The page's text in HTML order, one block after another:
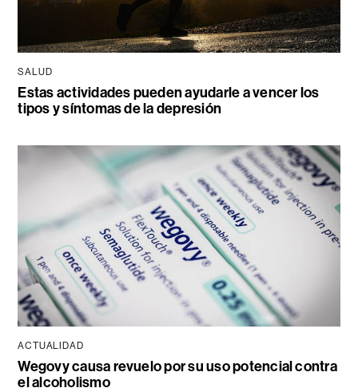
SALUD
Estas actividades pueden ayudarle a vencer los
tipos y síntomas de la depresión
ACTUALIDAD
Wegovy causa revuelo por su uso potencial contra
el alcoholismo